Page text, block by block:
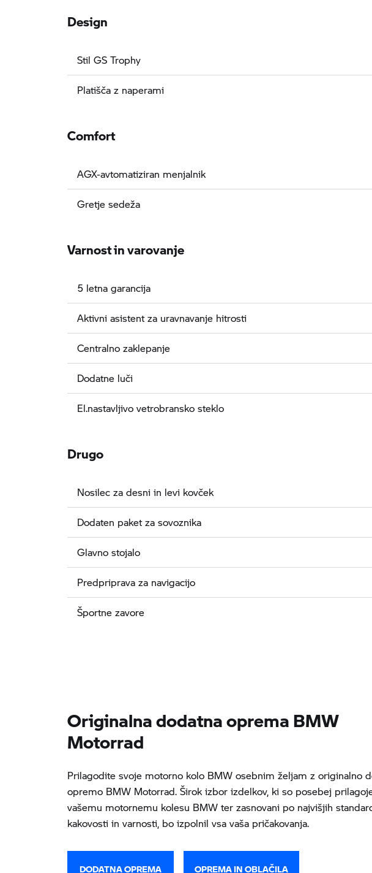
Design
Stil GS Trophy
Platišča z naperami
Comfort
AGX-avtomatiziran menjalnik
Gretje sedeža
Varnost in varovanje
5 letna garancija
Aktivni asistent za uravnavanje hitrosti
Centralno zaklepanje
Dodatne luči
El.nastavljivo vetrobransko steklo
Drugo
Nosilec za desni in levi kovček
Dodaten paket za sovoznika
Glavno stojalo
Predpriprava za navigacijo
Športne zavore
Originalna dodatna oprema BMW
Motorrad
Prilagodite svoje motorno kolo BMW osebnim željam z originalno
opremo BMW Motorrad. Širok izbor izdelkov, ki so posebej
vašemu motornemu kolesu BMW ter zasnovani po najvišjih
kakovosti in varnosti, bo izpolnil vsa vaša pričakovanja.
DODATNA OPREMA OPREMA IN OBLAČILA